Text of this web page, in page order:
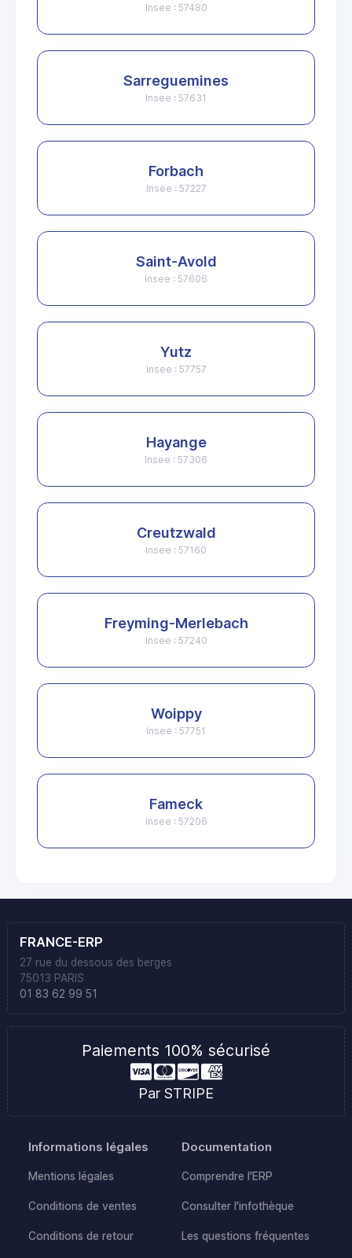
Insee : 57480
Sarreguemines
Insee : 57631
Forbach
Insee : 57227
Saint-Avold
Insee : 57606
Yutz
Insee : 57757
Hayange
Insee : 57306
Creutzwald
Insee : 57160
Freyming-Merlebach
Insee : 57240
Woippy
Insee : 57751
Fameck
Insee : 57206
FRANCE-ERP
27 rue du dessous des berges
75013 PARIS
01 83 62 99 51
Paiements 100% sécurisé
Par STRIPE
Informations légales
Mentions légales
Conditions de ventes
Conditions de retour
Documentation
Comprendre l'ERP
Consulter l'infothèque
Les questions fréquentes